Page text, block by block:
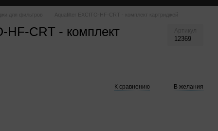
для фильтров Aquafilter EXCITO-HF-CRT - комплект картриджей
HF-CRT - комплект
12369
К сравнению В желания